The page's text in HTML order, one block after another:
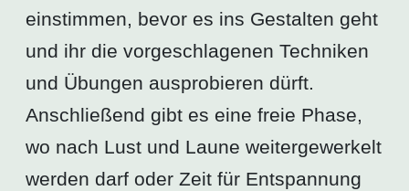
einstimmen, bevor es ins Gestalten geht
und ihr die vorgeschlagenen Techniken
und Übungen ausprobieren dürft.
Anschließend gibt es eine freie Phase,
wo nach Lust und Laune weitergewerkelt
werden darf oder Zeit für Entspannung